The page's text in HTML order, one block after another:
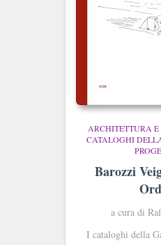
ARCHITETTURA
CATALOGHI
Barozzi
a cura di
I cataloghi della